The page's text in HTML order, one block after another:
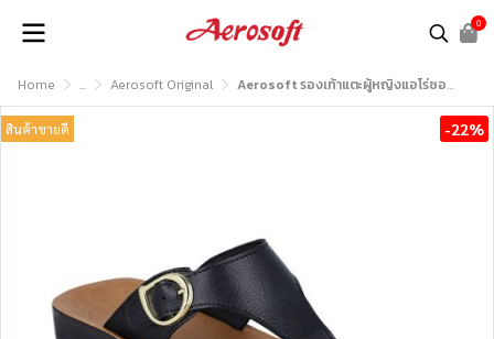
0
Home ... Aerosoft Original Aerosoft รองเท้าแตะผู้หญิงแอโร่ซอฟรุ่น EASY42
สินค้าขายดี -22%